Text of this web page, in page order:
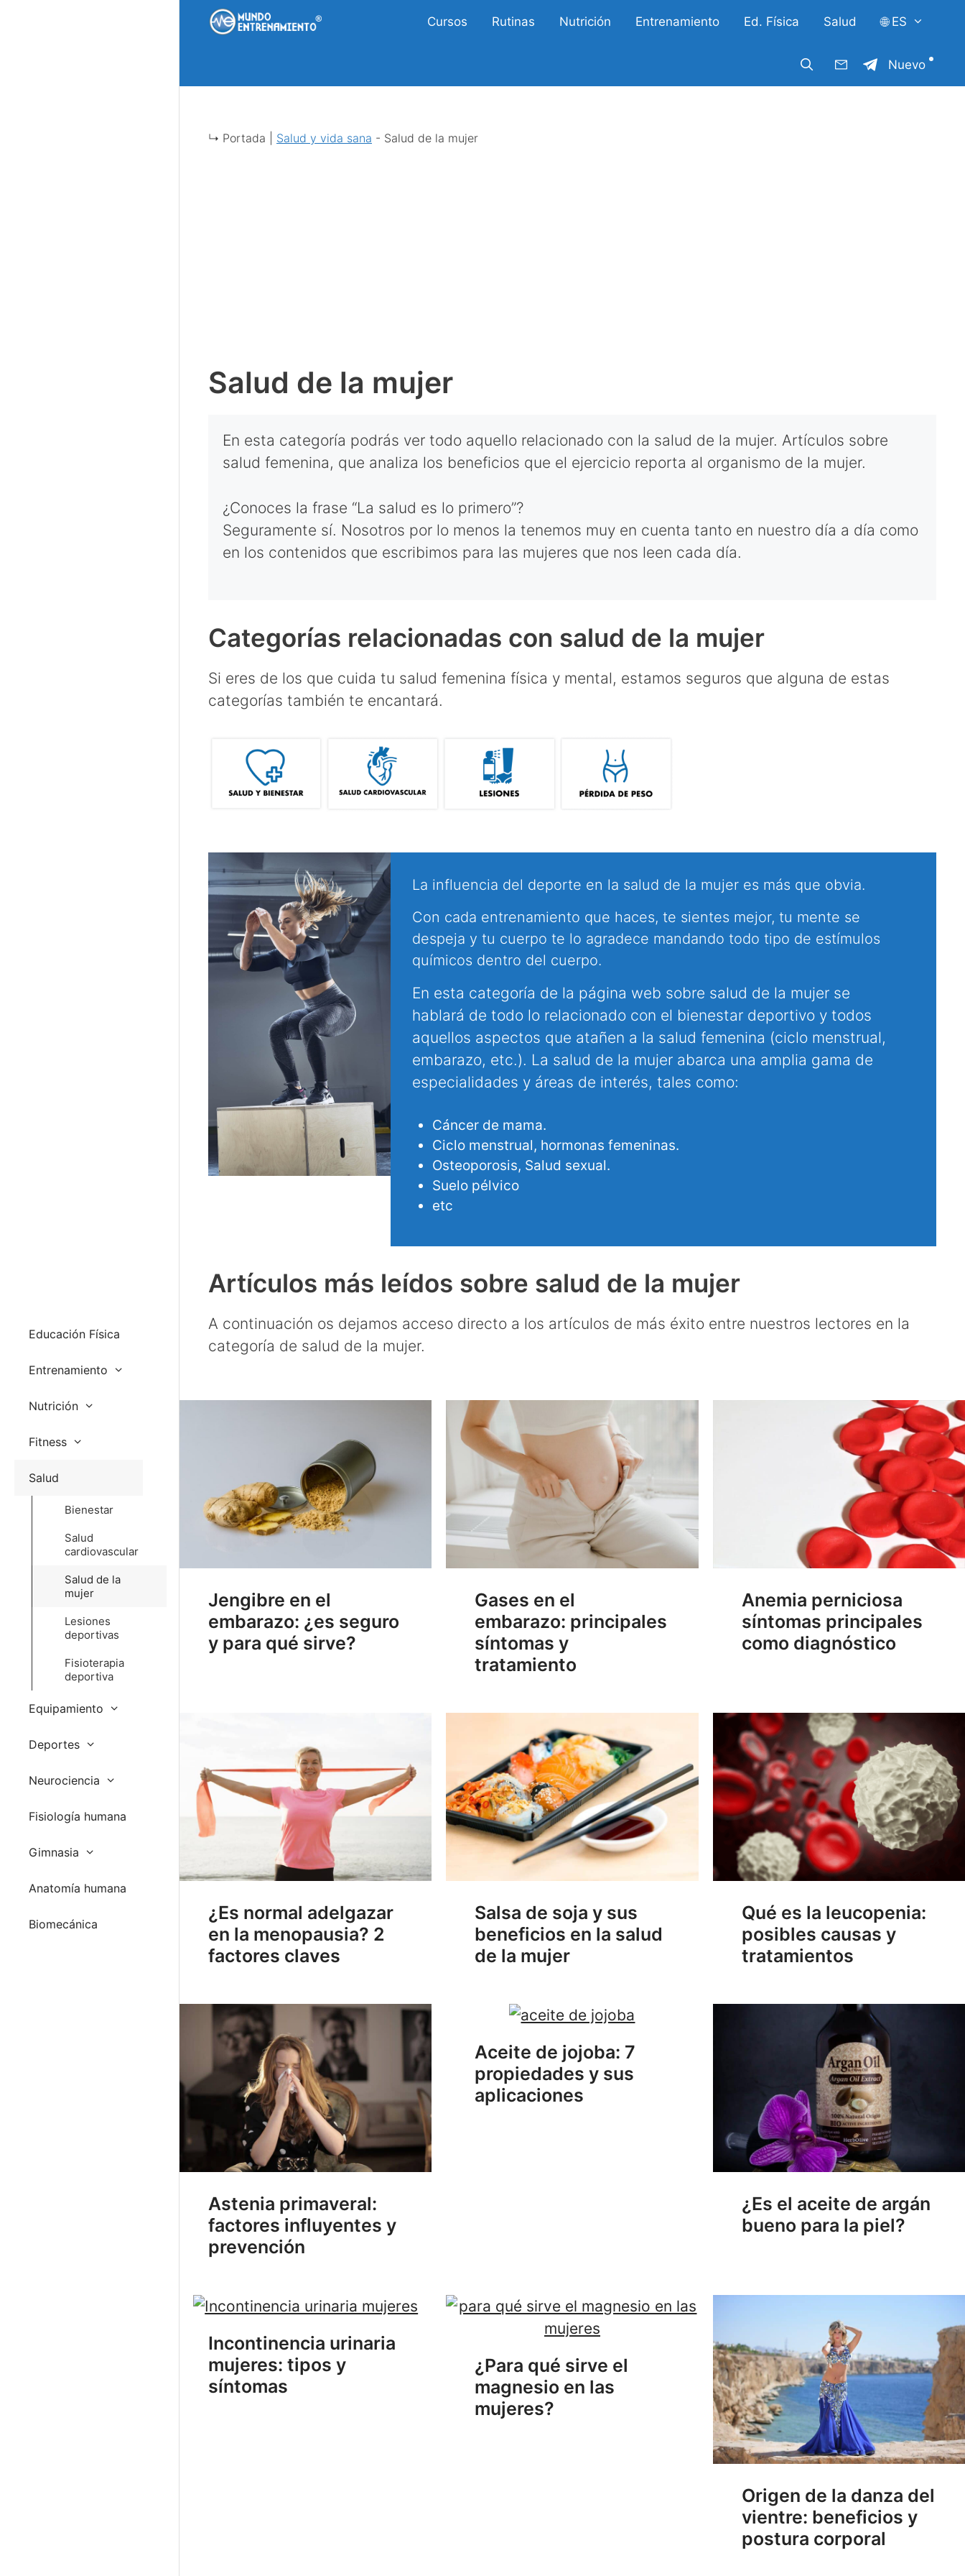
Saltar
Cursos Rutinas Nutrición Entrenamiento Ed. Física Salud 🌐 ES
Nuevo
Educación Física
Entrenamiento
Nutrición
Fitness
Salud
Bienestar
Salud
cardiovascular
Salud de la
mujer
Lesiones
deportivas
Fisioterapia
deportiva
Equipamiento
Deportes
Neurociencia
Fisiología humana
Gimnasia
Anatomía humana
Biomecánica
↳ Portada | Salud y vida sana - Salud de la mujer
Salud de la mujer
En esta categoría podrás ver todo aquello relacionado con la salud de la mujer. Artículos sobre
salud femenina, que analiza los beneficios que el ejercicio reporta al organismo de la mujer.
¿Conoces la frase “La salud es lo primero”?
Seguramente sí. Nosotros por lo menos la tenemos muy en cuenta tanto en nuestro día a día como
en los contenidos que escribimos para las mujeres que nos leen cada día.
Categorías relacionadas con salud de la mujer
Si eres de los que cuida tu salud femenina física y mental, estamos seguros que alguna de estas
categorías también te encantará.
La influencia del deporte en la salud de la mujer es más que obvia.
Con cada entrenamiento que haces, te sientes mejor, tu mente se
despeja y tu cuerpo te lo agradece mandando todo tipo de estímulos
químicos dentro del cuerpo.
En esta categoría de la página web sobre salud de la mujer se
hablará de todo lo relacionado con el bienestar deportivo y todos
aquellos aspectos que atañen a la salud femenina (ciclo menstrual,
embarazo, etc.). La salud de la mujer abarca una amplia gama de
especialidades y áreas de interés, tales como:
Cáncer de mama.
Ciclo menstrual, hormonas femeninas.
Osteoporosis, Salud sexual.
Suelo pélvico
etc
Artículos más leídos sobre salud de la mujer
A continuación os dejamos acceso directo a los artículos de más éxito entre nuestros lectores en la
categoría de salud de la mujer.
Jengibre en el
embarazo: ¿es seguro
y para qué sirve?
Gases en el
embarazo: principales
síntomas y
tratamiento
Anemia perniciosa
síntomas principales
como diagnóstico
¿Es normal adelgazar
en la menopausia? 2
factores claves
Salsa de soja y sus
beneficios en la salud
de la mujer
Qué es la leucopenia:
posibles causas y
tratamientos
Astenia primaveral:
factores influyentes y
prevención
Aceite de jojoba: 7
propiedades y sus
aplicaciones
¿Es el aceite de argán
bueno para la piel?
Incontinencia urinaria
mujeres: tipos y
síntomas
¿Para qué sirve el
magnesio en las
mujeres?
Origen de la danza del
vientre: beneficios y
postura corporal